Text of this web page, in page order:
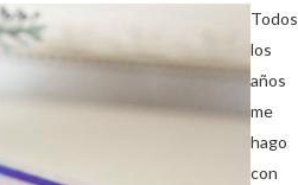
Todos
los
años
me
hago
con